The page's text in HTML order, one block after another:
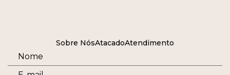
Sobre NósAtacadoAtendimento